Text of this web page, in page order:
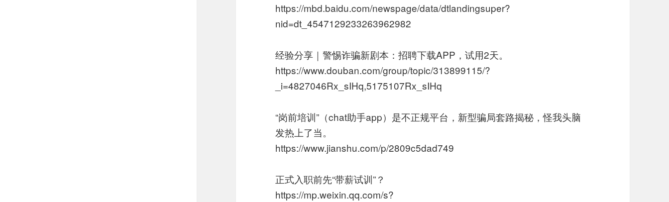
https://mbd.baidu.com/newspage/data/dtlandingsuper?
nid=dt_4547129233263962982
经验分享｜警惕诈骗新剧本：招聘下载APP，试用2天。
https://www.douban.com/group/topic/313899115/?
_i=4827046Rx_sIHq,5175107Rx_sIHq
“岗前培训”（chat助手app）是不正规平台，新型骗局套路揭秘，怪我头脑
发热上了当。
https://www.jianshu.com/p/2809c5dad749
正式入职前先“带薪试训”？
https://mp.weixin.qq.com/s?